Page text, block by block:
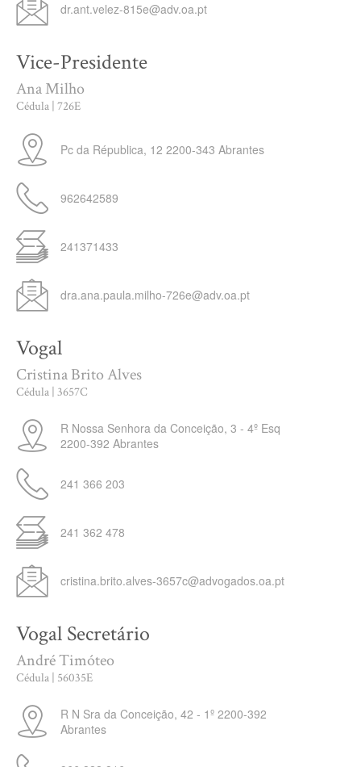
dr.ant.velez-815e@adv.oa.pt
Vice-Presidente
Ana Milho
Cédula | 726E
Pc da Républica, 12 2200-343 Abrantes
962642589
241371433
dra.ana.paula.milho-726e@adv.oa.pt
Vogal
Cristina Brito Alves
Cédula | 3657C
R Nossa Senhora da Conceição, 3 - 4º Esq
2200-392 Abrantes
241 366 203
241 362 478
cristina.brito.alves-3657c@advogados.oa.pt
Vogal Secretário
André Timóteo
Cédula | 56035E
R N Sra da Conceição, 42 - 1º 2200-392
Abrantes